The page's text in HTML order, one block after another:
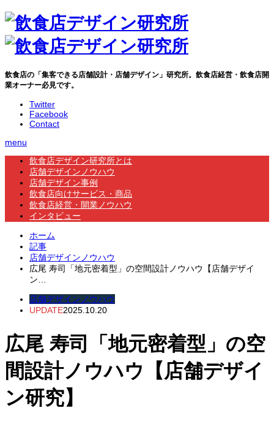
飲食店の「集客できる店舗設計・店舗デザイン」研究所。飲食店経営・飲食店開
業オーナー必見です。
Twitter
Facebook
Contact
menu
飲食店デザイン研究所とは
店舗デザインノウハウ
店舗デザイン事例
飲食店向けサービス・商品
飲食店経営・開業ノウハウ
インタビュー
ホーム
記事
店舗デザインノウハウ
広尾 寿司「地元密着型」の空間設計ノウハウ【店舗デザイ
ン…
店舗デザインノウハウ
UPDATE2025.10.20
広尾 寿司「地元密着型」の空
間設計ノウハウ【店舗デザイ
ン研究】